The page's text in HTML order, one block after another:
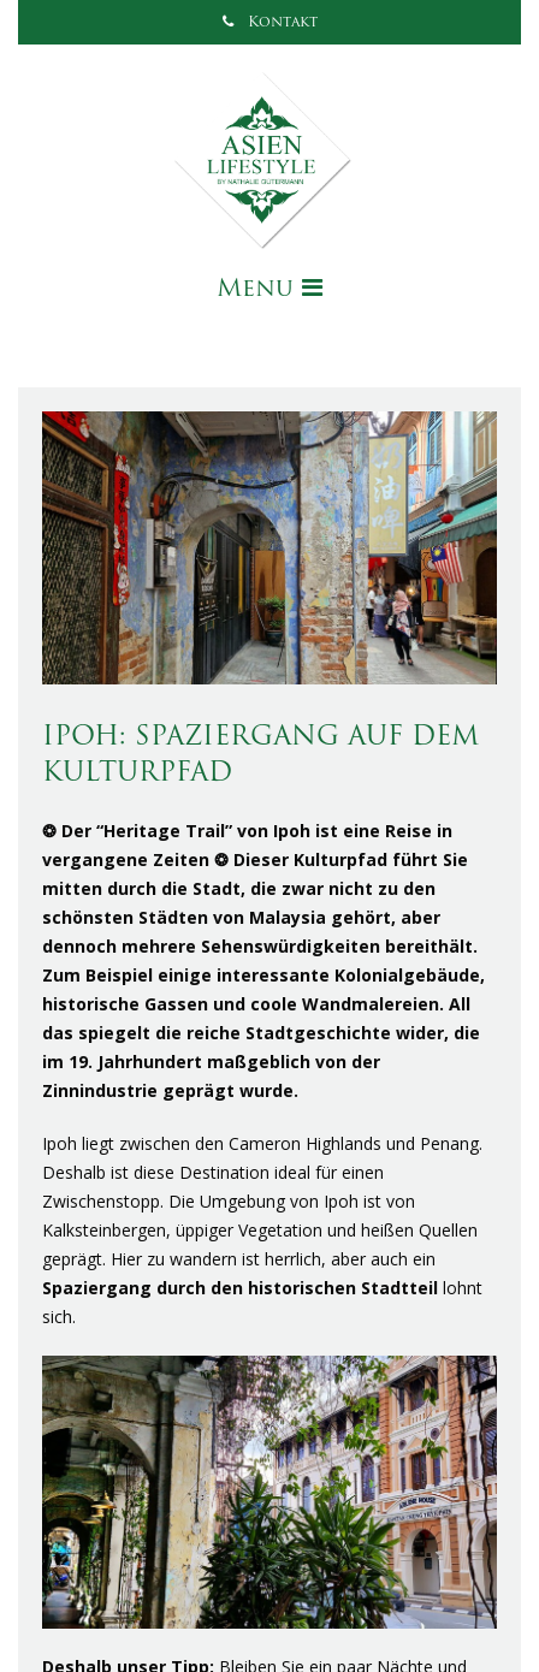
Kontakt
Menu
IPOH: SPAZIERGANG AUF DEM
KULTURPFAD
❂ Der “Heritage Trail” von Ipoh ist eine Reise in
vergangene Zeiten ❂ Dieser Kulturpfad führt Sie
mitten durch die Stadt, die zwar nicht zu den
schönsten Städten von Malaysia gehört, aber
dennoch mehrere Sehenswürdigkeiten bereithält.
Zum Beispiel einige interessante Kolonialgebäude,
historische Gassen und coole Wandmalereien. All
das spiegelt die reiche Stadtgeschichte wider, die
im 19. Jahrhundert maßgeblich von der
Zinnindustrie geprägt wurde.
Ipoh liegt zwischen den Cameron Highlands und Penang.
Deshalb ist diese Destination ideal für einen
Zwischenstopp. Die Umgebung von Ipoh ist von
Kalksteinbergen, üppiger Vegetation und heißen Quellen
geprägt. Hier zu wandern ist herrlich, aber auch ein
Spaziergang durch den historischen Stadtteil lohnt
sich.
Deshalb unser Tipp: Bleiben Sie ein paar Nächte und